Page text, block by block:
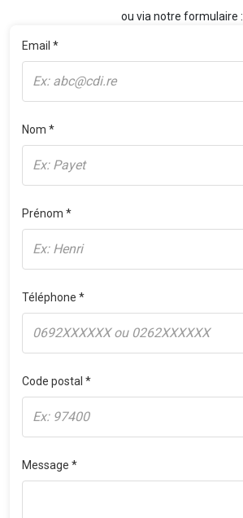
ou via notre formulaire :
Email *
Nom *
Prénom *
Téléphone *
Code postal *
Message *